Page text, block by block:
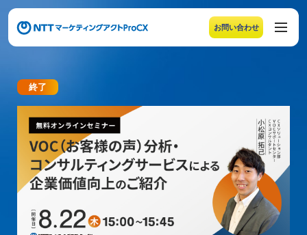
お問い合わせ
メニューの末尾です。Escape キーでメニューを閉じるこ
終了
【ウェビナー開催のお知らせ】VOC（お客様の声